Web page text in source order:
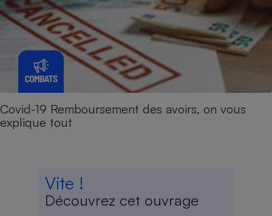
Covid-19 Remboursement des avoirs, on vous
explique tout
Vite !
Découvrez cet ouvrage